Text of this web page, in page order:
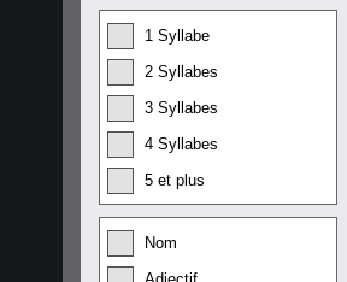
1 Syllabe
2 Syllabes
3 Syllabes
4 Syllabes
5 et plus
Nom